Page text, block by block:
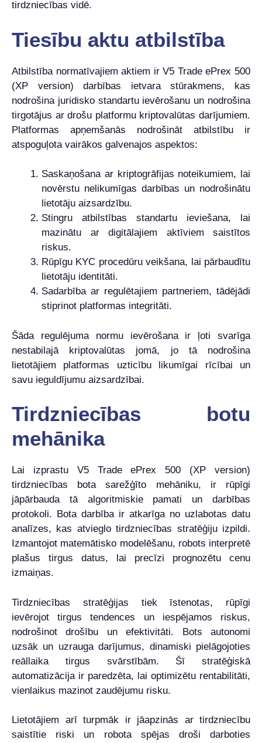
tirdzniecības vidē.
Tiesību aktu atbilstība
Atbilstība normatīvajiem aktiem ir V5 Trade ePrex 500
(XP version) darbības ietvara stūrakmens, kas
nodrošina juridisko standartu ievērošanu un nodrošina
tirgotājus ar drošu platformu kriptovalūtas darījumiem.
Platformas apņemšanās nodrošināt atbilstību ir
atspoguļota vairākos galvenajos aspektos:
Saskaņošana ar kriptogrāfijas noteikumiem, lai
novērstu nelikumīgas darbības un nodrošinātu
lietotāju aizsardzību.
Stingru atbilstības standartu ieviešana, lai
mazinātu ar digitālajiem aktīviem saistītos
riskus.
Rūpīgu KYC procedūru veikšana, lai pārbaudītu
lietotāju identitāti.
Sadarbība ar regulētajiem partneriem, tādējādi
stiprinot platformas integritāti.
Šāda regulējuma normu ievērošana ir ļoti svarīga
nestabilajā kriptovalūtas jomā, jo tā nodrošina
lietotājiem platformas uzticību likumīgai rīcībai un
savu ieguldījumu aizsardzībai.
Tirdzniecības botu
mehānika
Lai izprastu V5 Trade ePrex 500 (XP version)
tirdzniecības bota sarežģīto mehāniku, ir rūpīgi
jāpārbauda tā algoritmiskie pamati un darbības
protokoli. Bota darbība ir atkarīga no uzlabotas datu
analīzes, kas atvieglo tirdzniecības stratēģiju izpildi.
Izmantojot matemātisko modelēšanu, robots interpretē
plašus tirgus datus, lai precīzi prognozētu cenu
izmaiņas.
Tirdzniecības stratēģijas tiek īstenotas, rūpīgi
ievērojot tirgus tendences un iespējamos riskus,
nodrošinot drošību un efektivitāti. Bots autonomi
uzsāk un uzrauga darījumus, dinamiski pielāgojoties
reāllaika tirgus svārstībām. Šī stratēģiskā
automatizācija ir paredzēta, lai optimizētu rentabilitāti,
vienlaikus mazinot zaudējumu risku.
Lietotājiem arī turpmāk ir jāapzinās ar tirdzniecību
saistītie riski un robota spējas droši darboties